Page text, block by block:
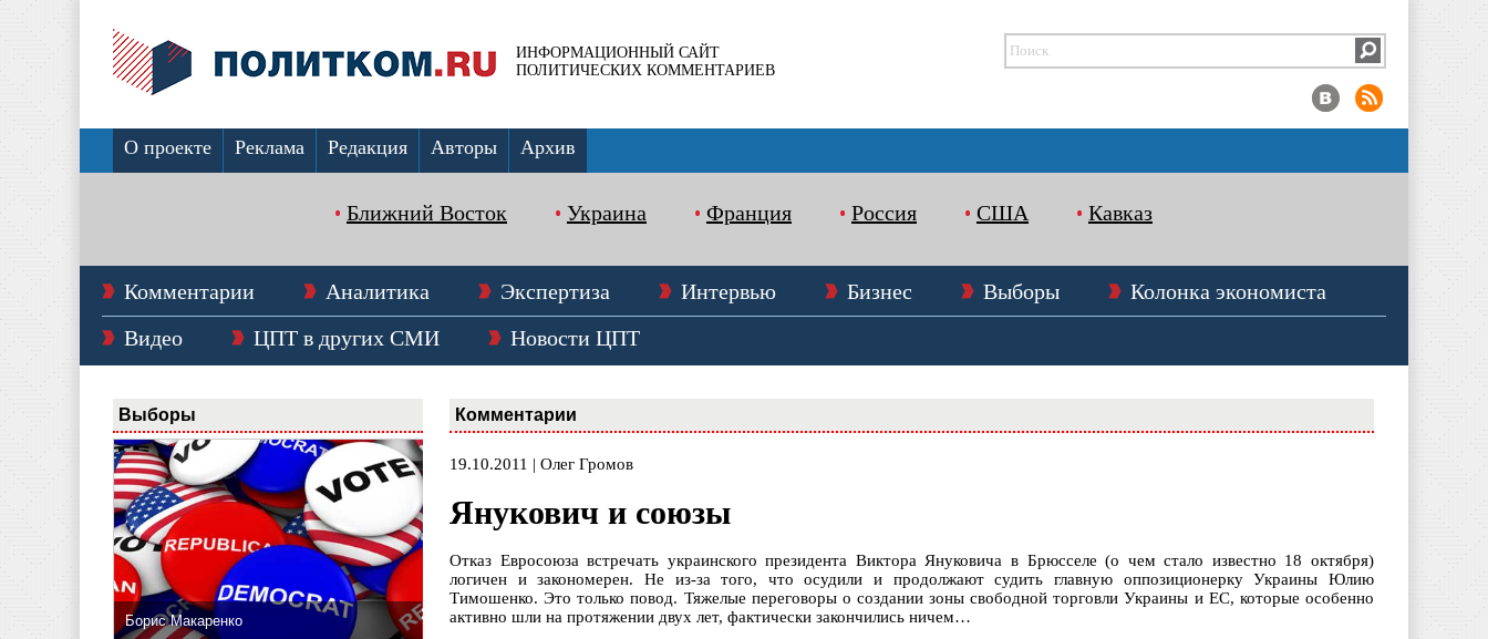
ИНФОРМАЦИОННЫЙ САЙТ
ПОЛИТИЧЕСКИХ КОММЕНТАРИЕВ
О проекте Реклама Редакция Авторы Архив
Ближний Восток Украина Франция Россия США Кавказ
Комментарии Аналитика Экспертиза Интервью Бизнес Выборы
Колонка экономиста
Видео
ЦПТ в других СМИ Новости ЦПТ
Выборы
Борис Макаренко
Комментарии
19.10.2011 | Олег Громов
Янукович и союзы
Отказ Евросоюза встречать украинского президента Виктора Януковича в Брюсселе (о чем стало известно 18 октября)
логичен и закономерен. Не из-за того, что осудили и продолжают судить главную оппозиционерку Украины Юлию
Тимошенко. Это только повод. Тяжелые переговоры о создании зоны свободной торговли Украины и ЕС, которые особенно
активно шли на протяжении двух лет, фактически закончились ничем…